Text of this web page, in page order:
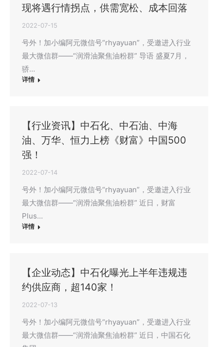
现将遇行情拐点，供需宽松、成本回落
2022-07-15
号外！加小编阿元微信号“rhyayuan”，受邀进入行业
最大微信群——“润滑油聚焦油粉群” 导语 盛夏7月，
骄…
详情
【行业资讯】中石化、中石油、中海
油、万华、恒力上榜《财富》中国500
强！
2022-07-14
号外！加小编阿元微信号“rhyayuan”，受邀进入行业
最大微信群——“润滑油聚焦油粉群” 近日，财富
Plus…
详情
【企业动态】中石化曝光上半年违规违
约供应商，超140家！
2022-07-13
号外！加小编阿元微信号“rhyayuan”，受邀进入行业
最大微信群——“润滑油聚焦油粉群” 近日，中国石化